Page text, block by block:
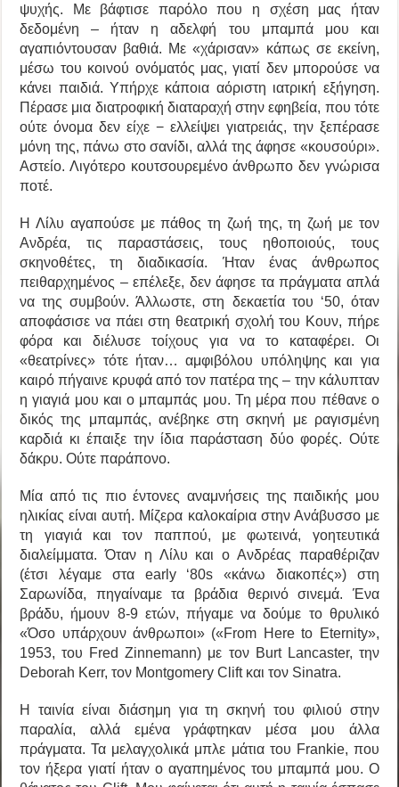
ψυχής. Με βάφτισε παρόλο που η σχέση μας ήταν
δεδομένη – ήταν η αδελφή του μπαμπά μου και
αγαπιόντουσαν βαθιά. Με «χάρισαν» κάπως σε εκείνη,
μέσω του κοινού ονόματός μας, γιατί δεν μπορούσε να
κάνει παιδιά. Υπήρχε κάποια αόριστη ιατρική εξήγηση.
Πέρασε μια διατροφική διαταραχή στην εφηβεία, που τότε
ούτε όνομα δεν είχε − ελλείψει γιατρειάς, την ξεπέρασε
μόνη της, πάνω στο σανίδι, αλλά της άφησε «κουσούρι».
Αστείο. Λιγότερο κουτσουρεμένο άνθρωπο δεν γνώρισα
ποτέ.
Η Λίλυ αγαπούσε με πάθος τη ζωή της, τη ζωή με τον
Ανδρέα, τις παραστάσεις, τους ηθοποιούς, τους
σκηνοθέτες, τη διαδικασία. Ήταν ένας άνθρωπος
πειθαρχημένος – επέλεξε, δεν άφησε τα πράγματα απλά
να της συμβούν. Άλλωστε, στη δεκαετία του ‘50, όταν
αποφάσισε να πάει στη θεατρική σχολή του Κουν, πήρε
φόρα και διέλυσε τοίχους για να το καταφέρει. Οι
«θεατρίνες» τότε ήταν… αμφιβόλου υπόληψης και για
καιρό πήγαινε κρυφά από τον πατέρα της – την κάλυπταν
η γιαγιά μου και ο μπαμπάς μου. Τη μέρα που πέθανε ο
δικός της μπαμπάς, ανέβηκε στη σκηνή με ραγισμένη
καρδιά κι έπαιξε την ίδια παράσταση δύο φορές. Ούτε
δάκρυ. Ούτε παράπονο.
Μία από τις πιο έντονες αναμνήσεις της παιδικής μου
ηλικίας είναι αυτή. Μίζερα καλοκαίρια στην Ανάβυσσο με
τη γιαγιά και τον παππού, με φωτεινά, γοητευτικά
διαλείμματα. Όταν η Λίλυ και ο Ανδρέας παραθέριζαν
(έτσι λέγαμε στα early ‘80s «κάνω διακοπές») στη
Σαρωνίδα, πηγαίναμε τα βράδια θερινό σινεμά. Ένα
βράδυ, ήμουν 8-9 ετών, πήγαμε να δούμε το θρυλικό
«Όσο υπάρχουν άνθρωποι» («From Here to Eternity»,
1953, του Fred Zinnemann) με τον Burt Lancaster, την
Deborah Kerr, τον Montgomery Clift και τον Sinatra.
Η ταινία είναι διάσημη για τη σκηνή του φιλιού στην
παραλία, αλλά εμένα γράφτηκαν μέσα μου άλλα
πράγματα. Τα μελαγχολικά μπλε μάτια του Frankie, που
τον ήξερα γιατί ήταν ο αγαπημένος του μπαμπά μου. Ο